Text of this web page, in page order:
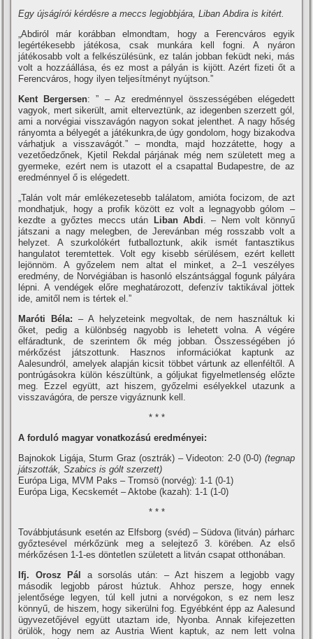
Egy újságí­rói kérdésre a meccs legjobbjára, Liban Abdira is kitért.
„Abdiról már korábban elmondtam, hogy a Ferencváros egyik
legértékesebb játékosa, csak munkára kell fogni. A nyáron
játékosabb volt a felkészülésünk, ez talán jobban feküdt neki, más
volt a hozzáállása, és ez most a pályán is kijött. Azért fizeti őt a
Ferencváros, hogy ilyen teljesí­tményt nyújtson.”
Kent Bergersen: ” – Az eredménnyel összességében elégedett
vagyok, mert sikerült, amit elterveztünk, az idegenben szerzett gól,
ami a norvégiai visszavágón nagyon sokat jelenthet. A nagy hőség
rányomta a bélyegét a játékunkra,de úgy gondolom, hogy bizakodva
várhatjuk a visszavágót.” – mondta, majd hozzátette, hogy a
vezetőedzőnek, Kjetil Rekdal párjának még nem született meg a
gyermeke, ezért nem is utazott el a csapattal Budapestre, de az
eredménnyel ő is elégedett.
„Talán volt már emlékezetesebb találatom, amióta focizom, de azt
mondhatjuk, hogy a profik között ez volt a legnagyobb gólom –
kezdte a győztes meccs után
Liban Abdi. – Nem volt könnyű
játszani a nagy melegben, de Jerevánban még rosszabb volt a
helyzet. A szurkolókért futballoztunk, akik ismét fantasztikus
hangulatot teremtettek. Volt egy kisebb sérülésem, ezért kellett
lejönnöm. A győzelem nem altat el minket, a 2–1 veszélyes
eredmény, de Norvégiában is hasonló elszántsággal fogunk pályára
lépni. A vendégek előre meghatározott, defenzí­v taktikával jöttek
ide, amitől nem is tértek el.”
Maróti Béla: – A helyzeteink megvoltak, de nem használtuk ki
őket, pedig a különbség nagyobb is lehetett volna. A végére
elfáradtunk, de szerintem ők még jobban. Összességében jó
mérkőzést játszottunk. Hasznos információkat kaptunk az
Aalesundról, amelyek alapján kicsit többet vártunk az ellenféltől. A
pontrúgásokra külön készültünk, a góljukat figyelmetlenség előzte
meg. Ezzel együtt, azt hiszem, győzelmi esélyekkel utazunk a
visszavágóra, de persze vigyáznunk kell.
* * *
A forduló magyar vonatkozású eredményei:
Bajnokok Ligája, Sturm Graz (osztrák) – Videoton: 2-0 (0-0) (tegnap
játszották, Szabics is gólt szerzett)
Európa Liga, MVM Paks – Tromsö (norvég): 1-1 (0-1)
Európa Liga, Kecskemét – Aktobe (kazah): 1-1 (1-0)
* * *
Továbbjutásunk esetén az Elfsborg (svéd) – Südova (litván) párharc
győztesével mérkőzünk meg a selejtező 3. körében. Az első
mérkőzésen 1-1-es döntetlen született a litván csapat otthonában.
Ifj. Orosz Pál
a sorsolás után: – Azt hiszem a legjobb vagy
második legjobb párost húztuk. Ahhoz persze, hogy ennek
jelentősége legyen, túl kell jutni a norvégokon, s ez nem lesz
könnyű, de hiszem, hogy sikerülni fog. Egyébként épp az Aalesund
ügyvezetőjével együtt utaztam ide, Nyonba. Annak kifejezetten
örülök, hogy nem az Austria Wient kaptuk, az nem lett volna